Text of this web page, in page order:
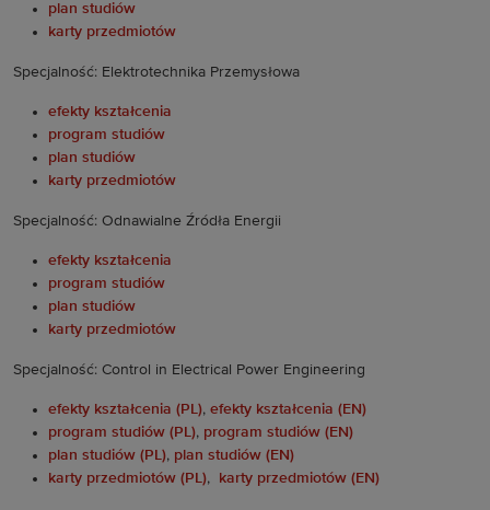
plan studiów
karty przedmiotów
Specjalność: Elektrotechnika Przemysłowa
efekty kształcenia
program studiów
plan studiów
karty przedmiotów
Specjalność: Odnawialne Źródła Energii
efekty kształcenia
program studiów
plan studiów
karty przedmiotów
Specjalność: Control in Electrical Power Engineering
efekty kształcenia (PL), efekty kształcenia (EN)
program studiów (PL), program studiów (EN)
plan studiów (PL), plan studiów (EN)
karty przedmiotów (PL), karty przedmiotów (EN)